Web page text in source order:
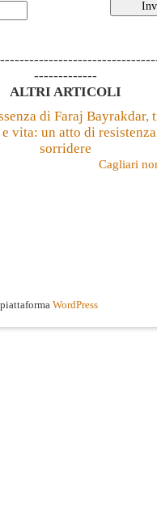
-------------
ALTRI ARTICOLI
di Faraj Bayrakdar,
vita: un atto di
sorridere
Cagliari
WordPress